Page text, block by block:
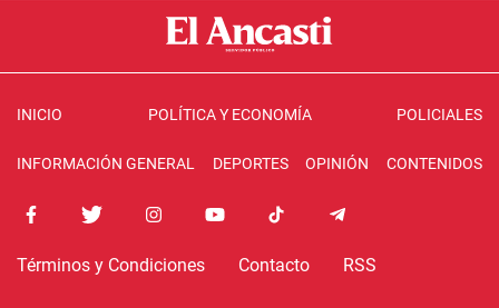
INICIO POLÍTICA Y ECONOMÍA POLICIALES
INFORMACIÓN GENERAL DEPORTES OPINIÓN CONTENIDOS
Términos y Condiciones Contacto RSS